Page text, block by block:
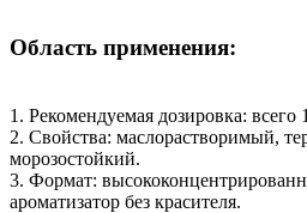
Область применения:
1. Рекомендуемая дозировка:
2. Свойства: маслорастворимый,
морозостойкий.
3. Формат:
ароматизатор без красителя.